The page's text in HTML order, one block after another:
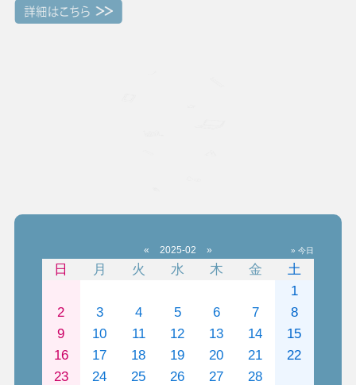
« 2025-02 » » 今日
日 月 火 水 木 金
土
1
2
3 4 5 6 7
8
9
10 11 12 13 14
15
16
17 18 19 20 21
22
23
24 25 26 27 28